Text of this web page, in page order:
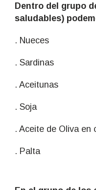
Dentro del grupo
saludables)
. Nueces
. Sardinas
. Aceitunas
. Soja
. Aceite de Oliva en
. Palta